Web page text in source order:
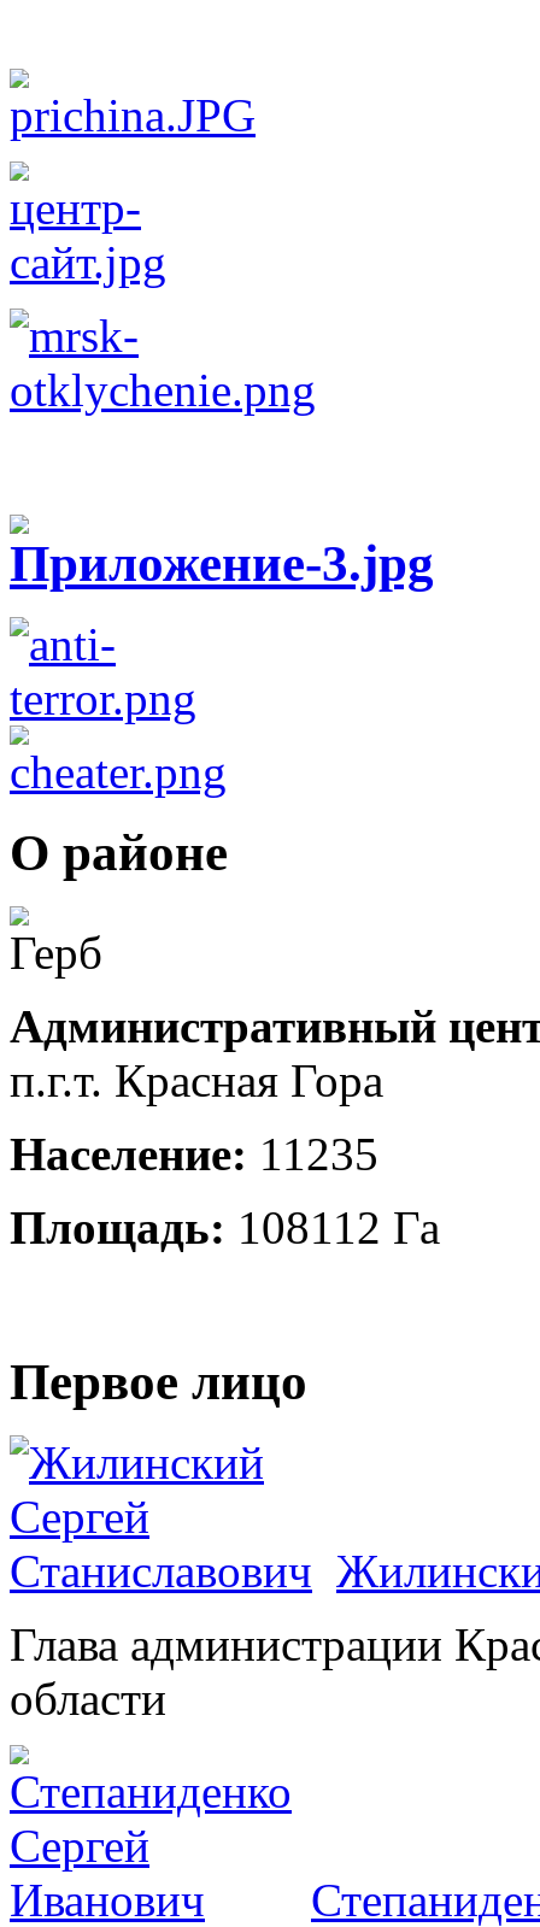
О районе
Административный
п.г.т. Красная Гора
Население: 11235
Площадь: 108112 Га
Первое лицо
Глава администрации
области